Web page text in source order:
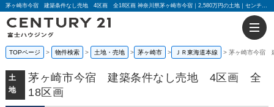
茅ヶ崎市今宿 建築条件なし売地 4区画 全18区画 神奈川県茅ヶ崎市今宿｜2,580万円の土地｜センチュリー21富士ハウジング
TOPページ 物件検索 土地・売地 茅ヶ崎市 ＪＲ東海道本線 茅ヶ崎市今宿
土
地
茅ヶ崎市今宿 建築条件なし売地 4区画 全
18区画